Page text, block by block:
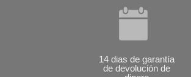
14 dias de garantía
de devolución de